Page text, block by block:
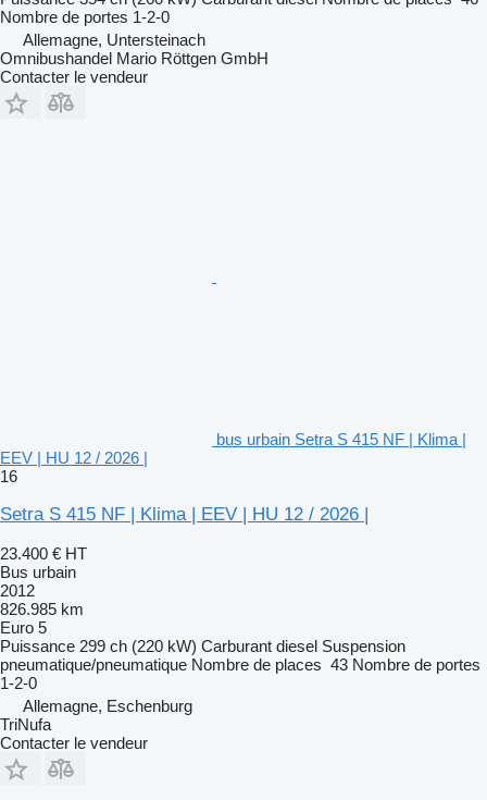
Nombre de portes 1-2-0
Allemagne, Untersteinach
Omnibushandel Mario Röttgen GmbH
Contacter le vendeur
bus urbain Setra S 415 NF | Klima |
EEV | HU 12 / 2026 |
16
Setra S 415 NF | Klima | EEV | HU 12 / 2026 |
23.400 € HT
Bus urbain
2012
826.985 km
Euro 5
Puissance 299 ch (220 kW) Carburant diesel Suspension
pneumatique/pneumatique Nombre de places 43 Nombre de portes
1-2-0
Allemagne, Eschenburg
TriNufa
Contacter le vendeur